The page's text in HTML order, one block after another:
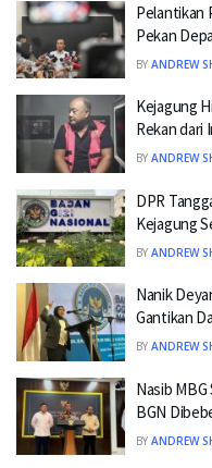
Pelantikan
Pekan
BY ANDREW
Kejagung
Rekan dari
BY ANDREW
DPR
Kejagung
BY ANDREW
Nanik
Gantikan
BY ANDREW
Nasib
BGN
BY ANDREW